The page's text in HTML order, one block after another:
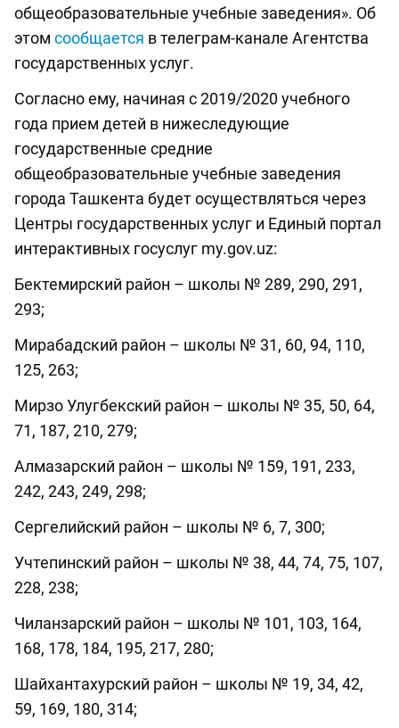
общеобразовательные учебные заведения». Об
этом сообщается в телеграм-канале Агентства
государственных услуг.
Согласно ему, начиная с 2019/2020 учебного
года прием детей в нижеследующие
государственные средние
общеобразовательные учебные заведения
города Ташкента будет осуществляться через
Центры государственных услуг и Единый портал
интерактивных госуслуг my.gov.uz:
Бектемирский район – школы № 289, 290, 291,
293;
Мирабадский район – школы № 31, 60, 94, 110,
125, 263;
Мирзо Улугбекский район – школы № 35, 50, 64,
71, 187, 210, 279;
Алмазарский район – школы № 159, 191, 233,
242, 243, 249, 298;
Сергелийский район – школы № 6, 7, 300;
Учтепинский район – школы № 38, 44, 74, 75, 107,
228, 238;
Чиланзарский район – школы № 101, 103, 164,
168, 178, 184, 195, 217, 280;
Шайхантахурский район – школы № 19, 34, 42,
59, 169, 180, 314;